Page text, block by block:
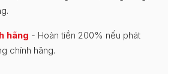
hãng - Hoàn tiền 200% nếu phát
chính hãng.